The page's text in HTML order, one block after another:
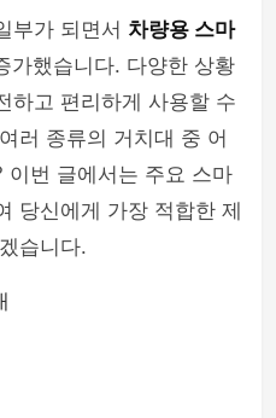
부가 되면서 차량용 스마
가했습니다. 다양한 상황
하고 편리하게 사용할 수
러 종류의 거치대 중 어
이번 글에서는 주요 스마
당신에게 가장 적합한 제
습니다.